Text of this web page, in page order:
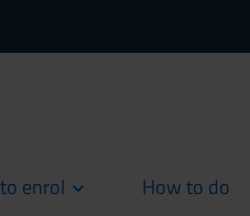
enrol How to do
current